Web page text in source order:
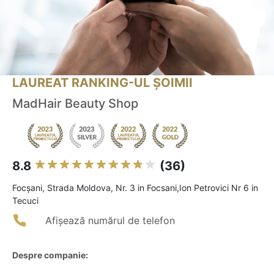
LAUREAT RANKING-UL ȘOIMII
MadHair Beauty Shop
8.8 (36)
Focşani, Strada Moldova, Nr. 3 in Focsani,Ion Petrovici Nr 6 in
Tecuci
Afișează numărul de telefon
Despre companie: